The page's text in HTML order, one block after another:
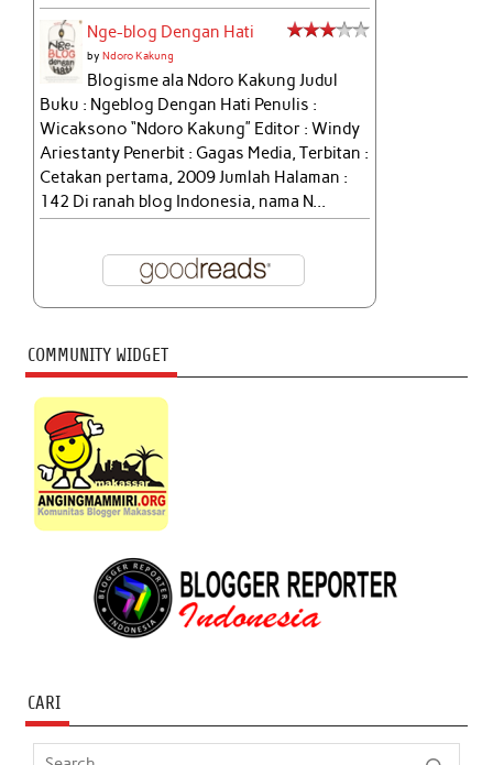
Nge-blog Dengan Hati
byNdoro Kakung
Blogisme ala Ndoro Kakung Judul
Buku : Ngeblog Dengan Hati Penulis :
Wicaksono “Ndoro Kakung” Editor : Windy
Ariestanty Penerbit : Gagas Media, Terbitan :
Cetakan pertama, 2009 Jumlah Halaman :
142 Di ranah blog Indonesia, nama N...
COMMUNITY WIDGET
CARI